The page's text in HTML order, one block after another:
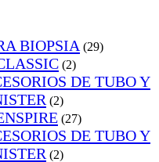
BIOPSIA (29)
(2)
DE TUBO Y
(2)
(27)
DE TUBO Y
(2)